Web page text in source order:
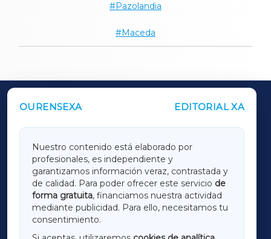
Pazolandia
Maceda
OURENSEXA EDITORIAL XA
Nuestro contenido está elaborado por
profesionales, es independiente y
garantizamos información veraz, contrastada y
de calidad. Para poder ofrecer este servicio de
forma gratuita, financiamos nuestra actividad
mediante publicidad. Para ello, necesitamos tu
consentimiento.
OUTROS PERIÓDICOS
LUGOXA
TERRACHAXA